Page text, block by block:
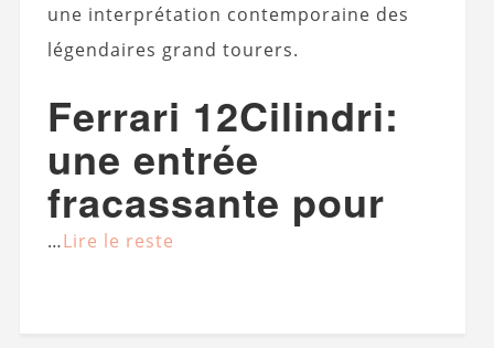
une interprétation contemporaine des
légendaires grand tourers.
Ferrari 12Cilindri:
une entrée
fracassante pour
…Lire le reste